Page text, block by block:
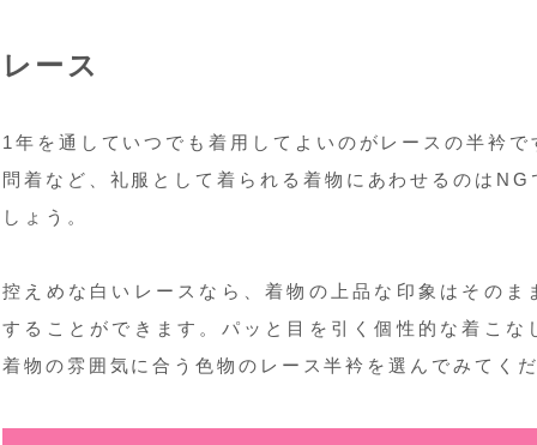
レース
1年を通していつでも着用してよいのがレースの半衿
問着など、礼服として着られる着物にあわせるのは
しょう。
控えめな白いレースなら、着物の上品な印象はそのま
することができます。パッと目を引く個性的な着こな
着物の雰囲気に合う色物のレース半衿を選んでみてく